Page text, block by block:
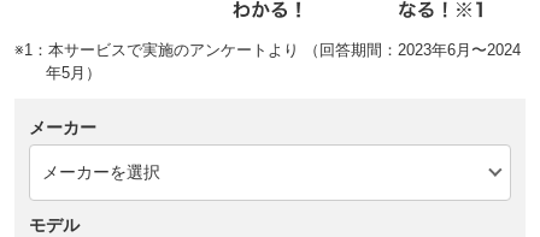
※1：本サービスで実施のアンケートより （回答期間：2023年6月〜2024
年5月）
メーカー
モデル